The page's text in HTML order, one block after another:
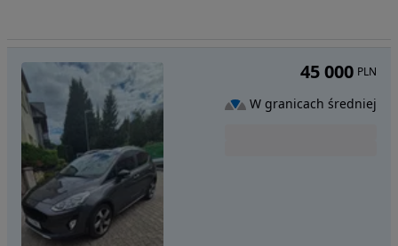
45 000 PLN
W granicach średniej